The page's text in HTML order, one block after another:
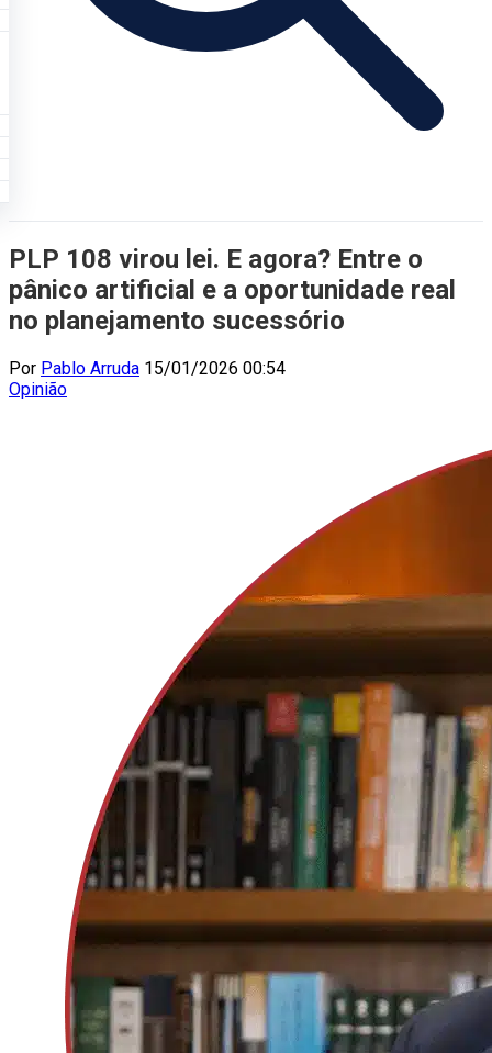
PLP 108 virou lei. E agora? Entre o
pânico artificial e a oportunidade real
no planejamento sucessório
Por Pablo Arruda 15/01/2026 00:54
Opinião